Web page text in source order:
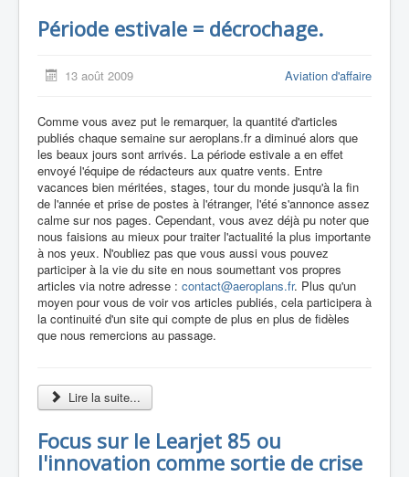
Période estivale = décrochage.
13 août 2009 Aviation d'affaire
Comme vous avez put le remarquer, la quantité d'articles
publiés chaque semaine sur aeroplans.fr a diminué alors que
les beaux jours sont arrivés. La période estivale a en effet
envoyé l'équipe de rédacteurs aux quatre vents. Entre
vacances bien méritées, stages, tour du monde jusqu'à la fin
de l'année et prise de postes à l'étranger, l'été s'annonce assez
calme sur nos pages. Cependant, vous avez déjà pu noter que
nous faisions au mieux pour traiter l'actualité la plus importante
à nos yeux. N'oubliez pas que vous aussi vous pouvez
participer à la vie du site en nous soumettant vos propres
articles via notre adresse : contact@aeroplans.fr. Plus qu'un
moyen pour vous de voir vos articles publiés, cela participera à
la continuité d'un site qui compte de plus en plus de fidèles
que nous remercions au passage.
Lire la suite...
Focus sur le Learjet 85 ou
l'innovation comme sortie de crise